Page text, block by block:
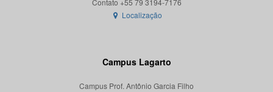
Localização
Campus Lagarto
Campus Prof. Antônio Garcia Filho